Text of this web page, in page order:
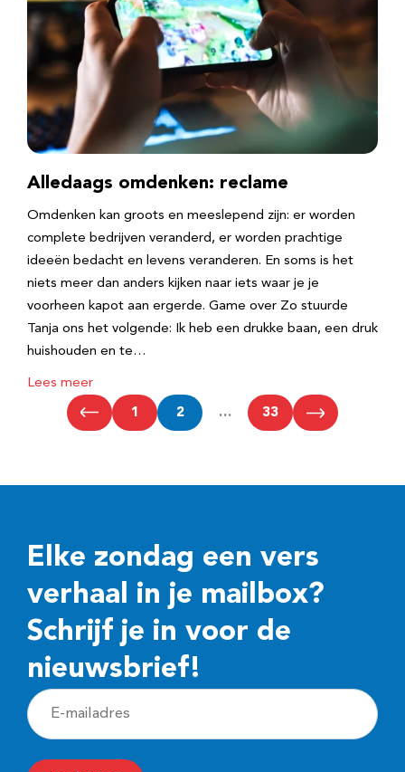
Alledaags omdenken: reclame
Omdenken kan groots en meeslepend zijn: er worden
complete bedrijven veranderd, er worden prachtige
ideeën bedacht en levens veranderen. En soms is het
niets meer dan anders kijken naar iets waar je je
voorheen kapot aan ergerde. Game over Zo stuurde
Tanja ons het volgende: Ik heb een drukke baan, een druk
huishouden en te…
Lees meer
1 2 … 33
Elke zondag een vers
verhaal in je mailbox?
Schrijf je in voor de
nieuwsbrief!
E
-
m